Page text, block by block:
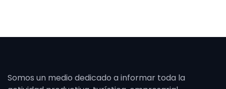
Somos un medio dedicado a informar toda la